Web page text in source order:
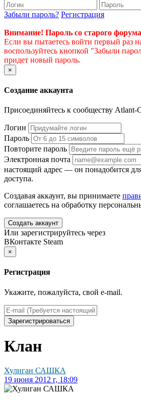
Забыли пароль? Регистрация
Внимание! Пароль со старого
Если вы пытаетесь войти первый раз
воспользуйтесь кнопкой "Забыли
придет новый пароль.
×
Создание аккаунта
Присоединяйтесь к сообществу Atlant-
Логин
Пароль
Повторите пароль
Электронная почта
настоящий адрес — он понадобится
доступа.
Создавая аккаунт, вы принимаете
соглашаетесь на обработку
Создать аккаунт
Или зарегистрируйтесь через
ВКонтакте Steam
×
Регистрация
Укажите, пожалуйста, свой e-mail.
Зарегистрироваться
Клан
Хулиган САШКА
19 июня 2012 г, 18:09